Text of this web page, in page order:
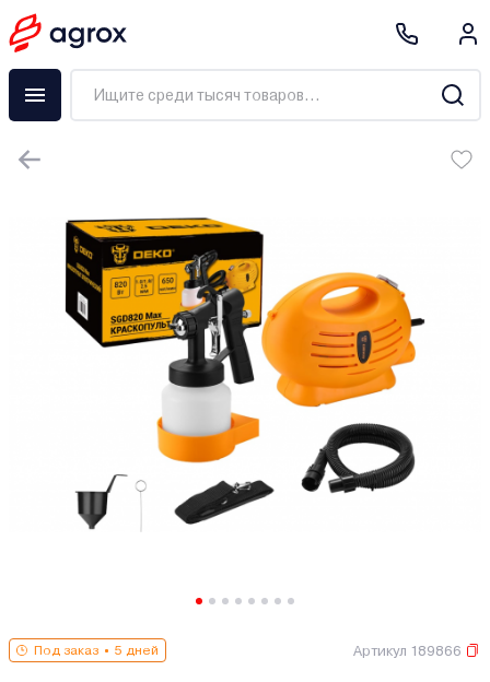
Под заказ 5 дней Артикул 189866